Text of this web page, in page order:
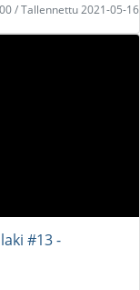
/ Tallennettu 2021-05-16
#13 -